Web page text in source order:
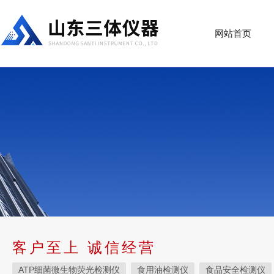
网站首页
客户至上 诚信经营
ATP细菌微生物荧光检测仪 食用油检测仪 食品安全检测仪